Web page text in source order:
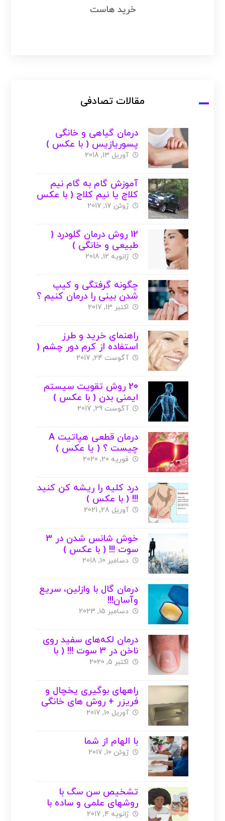
خرید هاست
مقالات تصادفی
درمان گیاهی و خانگی
پسوریازیس ( با عکس )
آوریل 13, 2018
آموزش گام به گام نیم
کلاچ یا نیم کلاج ( با عکس
)
ژوئن 17, 2017
12 روش درمان گلودرد (
طبیعی و خانگی )
ژانویه 12, 2018
چگونه گرفتگی و کیپ
شدن بینی را درمان کنیم ؟
( با عکس )
اکتبر 13, 2017
راهنمای خرید و طرز
استفاده از کرم دور چشم (
با عکس )
آگوست 24, 2017
20 روش تقویت سیستم
ایمنی بدن ( با عکس )
آگوست 29, 2017
درمان قطعی هپاتیت A
چیست ؟ ( یا عکس )
فوریه 20, 2020
درد کلیه را ریشه کن کنید
!!! ( با عکس )
آوریل 28, 2021
خوش شانس شدن در 3
سوت !!! ( با عکس )
دسامبر 10, 2018
درمان گال با وازلین، سریع
وآسان!!!
دسامبر 15, 2023
درمان لکه‌های سفید روی
ناخن در 3 سوت !!! ( با
عکس )
اکتبر 5, 2020
راههای بوگیری یخچال و
فریزر + روش های خانگی
( با عکس )
آوریل 10, 2017
با الهام از شما
ژوئن 10, 2017
تشخیص سن سگ با
روشهای علمی و ساده با
عکس
ژانویه 4, 2017